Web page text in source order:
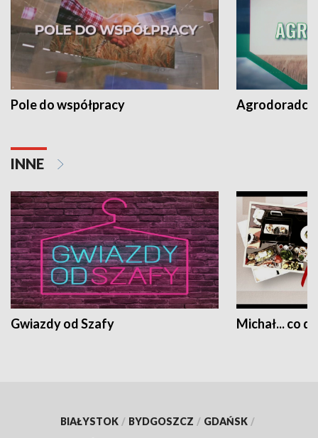
Pole do współpracy Agrodoradcy
INNE
Gwiazdy od Szafy Michał... co
BIAŁYSTOK / BYDGOSZCZ / GDAŃSK /